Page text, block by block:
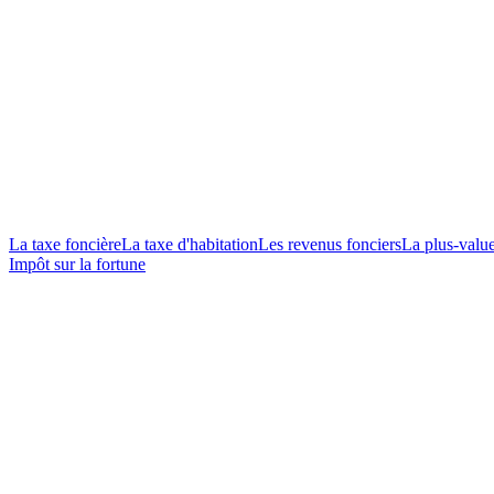
La taxe foncièreLa taxe d'habitationLes revenus fonciersLa plus-
Impôt sur la fortune